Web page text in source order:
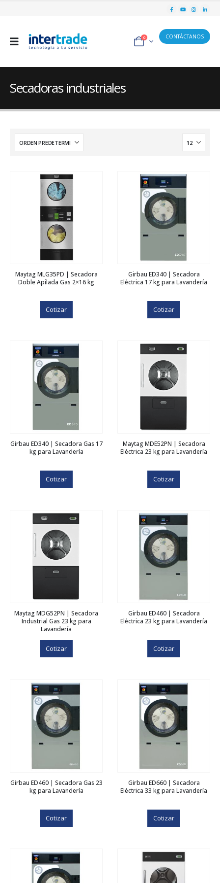
0 CONTÁCTANOS
Secadoras industriales
Maytag MLG35PD | Secadora
Doble Apilada Gas 2×16 kg
Cotizar
Girbau ED340 | Secadora
Eléctrica 17 kg para Lavandería
Cotizar
Girbau ED340 | Secadora Gas 17
kg para Lavandería
Cotizar
Maytag MDE52PN | Secadora
Eléctrica 23 kg para Lavandería
Cotizar
Maytag MDG52PN | Secadora
Industrial Gas 23 kg para
Lavandería
Cotizar
Girbau ED460 | Secadora
Eléctrica 23 kg para Lavandería
Cotizar
Girbau ED460 | Secadora Gas 23
kg para Lavandería
Cotizar
Girbau ED660 | Secadora
Eléctrica 33 kg para Lavandería
Cotizar